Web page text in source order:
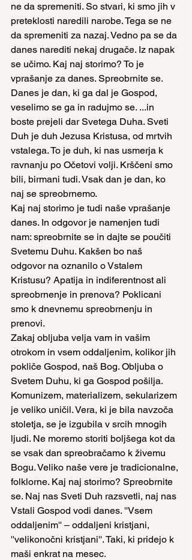
ne da spremeniti. So stvari, ki smo jih v
preteklosti naredili narobe. Tega se ne
da spremeniti za nazaj. Vedno pa se da
danes narediti nekaj drugače. Iz napak
se učimo. Kaj naj storimo? To je
vprašanje za danes. Spreobrnite se.
Danes je dan, ki ga dal je Gospod,
veselimo se ga in radujmo se. ...in
boste prejeli dar Svetega Duha. Sveti
Duh je duh Jezusa Kristusa, od mrtvih
vstalega. To je duh, ki nas usmerja k
ravnanju po Očetovi volji. Krščeni smo
bili, birmani tudi. Vsak dan je dan, ko
naj se spreobrnemo.
Kaj naj storimo je tudi naše vprašanje
danes. In odgovor je namenjen tudi
nam: spreobrnite se in dajte se poučiti
Svetemu Duhu. Kakšen bo naš
odgovor na oznanilo o Vstalem
Kristusu? Apatija in indiferentnost ali
spreobrnenje in prenova? Poklicani
smo k dnevnemu spreobrnenju in
prenovi.
Zakaj obljuba velja vam in vašim
otrokom in vsem oddaljenim, kolikor jih
pokliče Gospod, naš Bog. Obljuba o
Svetem Duhu, ki ga Gospod pošilja.
Komunizem, materializem, sekularizem
je veliko uničil. Vera, ki je bila navzoča
stoletja, se je izgubila v srcih mnogih
ljudi. Ne moremo storiti boljšega kot da
se vsak dan spreobračamo k živemu
Bogu. Veliko naše vere je tradicionalne,
folklorne. Kaj naj storimo? Spreobrnite
se. Naj nas Sveti Duh razsvetli, naj nas
Vstali Gospod vodi danes. ''Vsem
oddaljenim'' – oddaljeni kristjani,
''velikonočni kristjani''. Taki, ki pridejo k
maši enkrat na mesec.